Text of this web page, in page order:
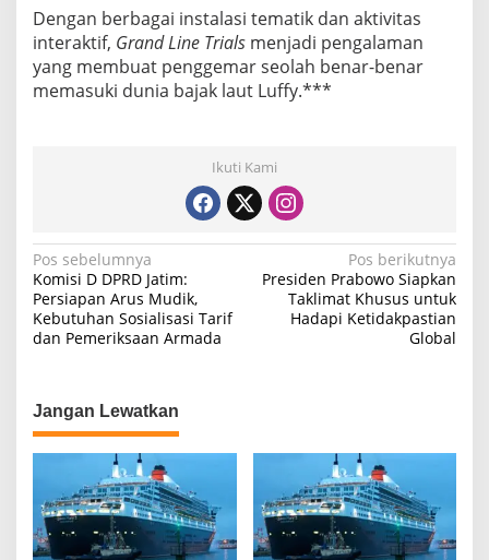
Dengan berbagai instalasi tematik dan aktivitas
interaktif, Grand Line Trials menjadi pengalaman
yang membuat penggemar seolah benar-benar
memasuki dunia bajak laut Luffy.***
Ikuti Kami
N
a
v
a
s
p
o
Pos sebelumnya
Komisi D DPRD Jatim:
Persiapan Arus Mudik,
Kebutuhan Sosialisasi Tarif
dan Pemeriksaan Armada
Pos berikutnya
Presiden Prabowo Siapkan
Taklimat Khusus untuk
Hadapi Ketidakpastian
Global
Jangan Lewatkan